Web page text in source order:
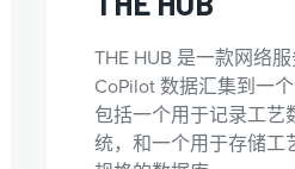
THE HUB 是一款网络
CoPilot 数据汇集到一
包括一个用于记录工艺
统，和一个用于存储工